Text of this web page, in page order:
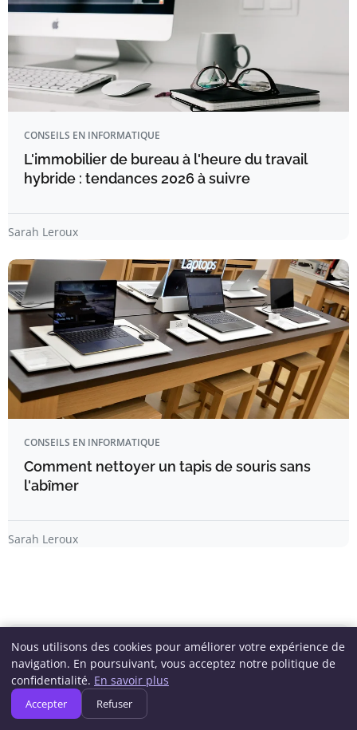
CONSEILS EN INFORMATIQUE
L'immobilier de bureau à l'heure du travail
hybride : tendances 2026 à suivre
Sarah Leroux
CONSEILS EN INFORMATIQUE
Comment nettoyer un tapis de souris sans
l'abîmer
Sarah Leroux
Newsletter
Inscrivez-vous pour recevoir nos derniers articles
directement dans votre boîte mail.
Nous utilisons des cookies pour améliorer votre expérience de
navigation. En poursuivant, vous acceptez notre politique de
confidentialité. En savoir plus
Accepter Refuser